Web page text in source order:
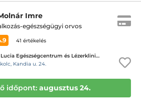
Imre
egészségügyi orvos
41 értékelés
Santa Lucia Egészségcentrum és Lézerklinika
Kandia u. 24.
időpont: augusztus 24.